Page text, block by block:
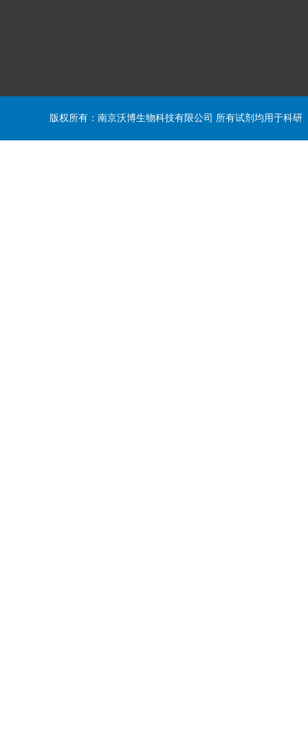
版权所有：南京沃博生物科技有限公司 所有试剂均用于科研